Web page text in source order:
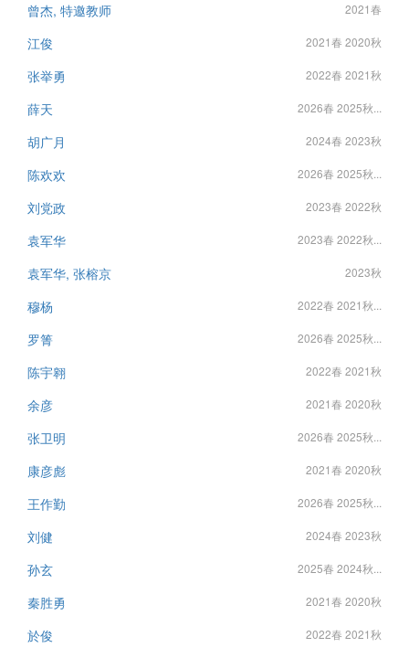
曾杰, 特邀教师 2021春
江俊 2021春 2020秋
张举勇 2022春 2021秋
薛天 2026春 2025秋...
胡广月 2024春 2023秋
陈欢欢 2026春 2025秋...
刘党政 2023春 2022秋
袁军华 2023春 2022秋...
袁军华, 张榕京 2023秋
穆杨 2022春 2021秋...
罗箐 2026春 2025秋...
陈宇翱 2022春 2021秋
余彦 2021春 2020秋
张卫明 2026春 2025秋...
康彦彪 2021春 2020秋
王作勤 2026春 2025秋...
刘健 2024春 2023秋
孙玄 2025春 2024秋...
秦胜勇 2021春 2020秋
於俊 2022春 2021秋